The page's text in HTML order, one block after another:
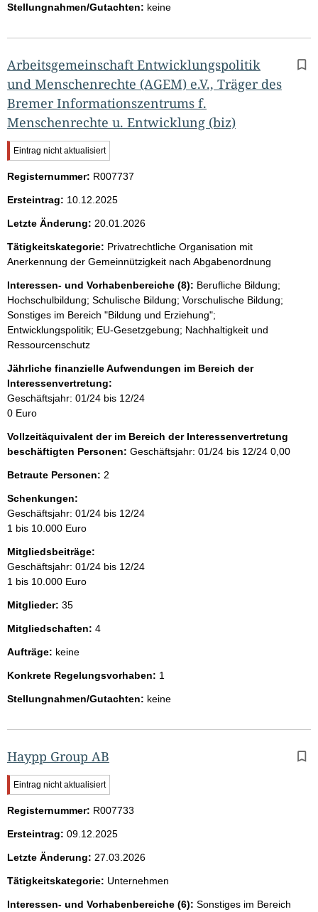
Stellungnahmen/Gutachten: keine
Arbeitsgemeinschaft Entwicklungspolitik
und Menschenrechte (AGEM) e.V., Träger des
Bremer Informationszentrums f.
Menschenrechte u. Entwicklung (biz)
W
i
c
t
g
r
H
n
w
e
i
s
Eintrag nicht aktualisiert
Registernummer: R007737
Ersteintrag: 10.12.2025
Letzte Änderung: 20.01.2026
Tätigkeitskategorie: Privatrechtliche Organisation mit
Anerkennung der Gemeinnützigkeit nach Abgabenordnung
Interessen- und Vorhabenbereiche (8): Berufliche Bildung;
Hochschulbildung; Schulische Bildung; Vorschulische Bildung;
Sonstiges im Bereich "Bildung und Erziehung";
Entwicklungspolitik; EU-Gesetzgebung; Nachhaltigkeit und
Ressourcenschutz
Jährliche finanzielle Aufwendungen im Bereich der
Interessenvertretung:
Geschäftsjahr: 01/24 bis 12/24
0 Euro
Vollzeitäquivalent der im Bereich der Interessenvertretung
beschäftigten Personen: Geschäftsjahr: 01/24 bis 12/24 0,00
Betraute Personen: 2
Schenkungen:
Geschäftsjahr: 01/24 bis 12/24
1 bis 10.000 Euro
Mitgliedsbeiträge:
Geschäftsjahr: 01/24 bis 12/24
1 bis 10.000 Euro
Mitglieder: 35
Mitgliedschaften: 4
Aufträge: keine
Konkrete Regelungsvorhaben: 1
Stellungnahmen/Gutachten: keine
Haypp Group AB
W
i
c
t
g
r
Eintrag nicht aktualisiert
Registernummer: R007733
Ersteintrag: 09.12.2025
Letzte Änderung: 27.03.2026
Tätigkeitskategorie: Unternehmen
Interessen- und Vorhabenbereiche (6): Sonstiges im Bereich